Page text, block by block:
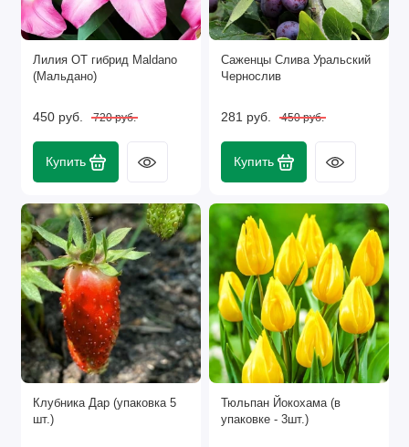
Лилия ОТ гибрид Maldano
(Мальдано)
450 руб. 720 руб.
Купить
Саженцы Слива Уральский
Чернослив
281 руб. 450 руб.
Купить
Клубника Дар (упаковка 5
шт.)
Тюльпан Йокохама (в
упаковке - 3шт.)